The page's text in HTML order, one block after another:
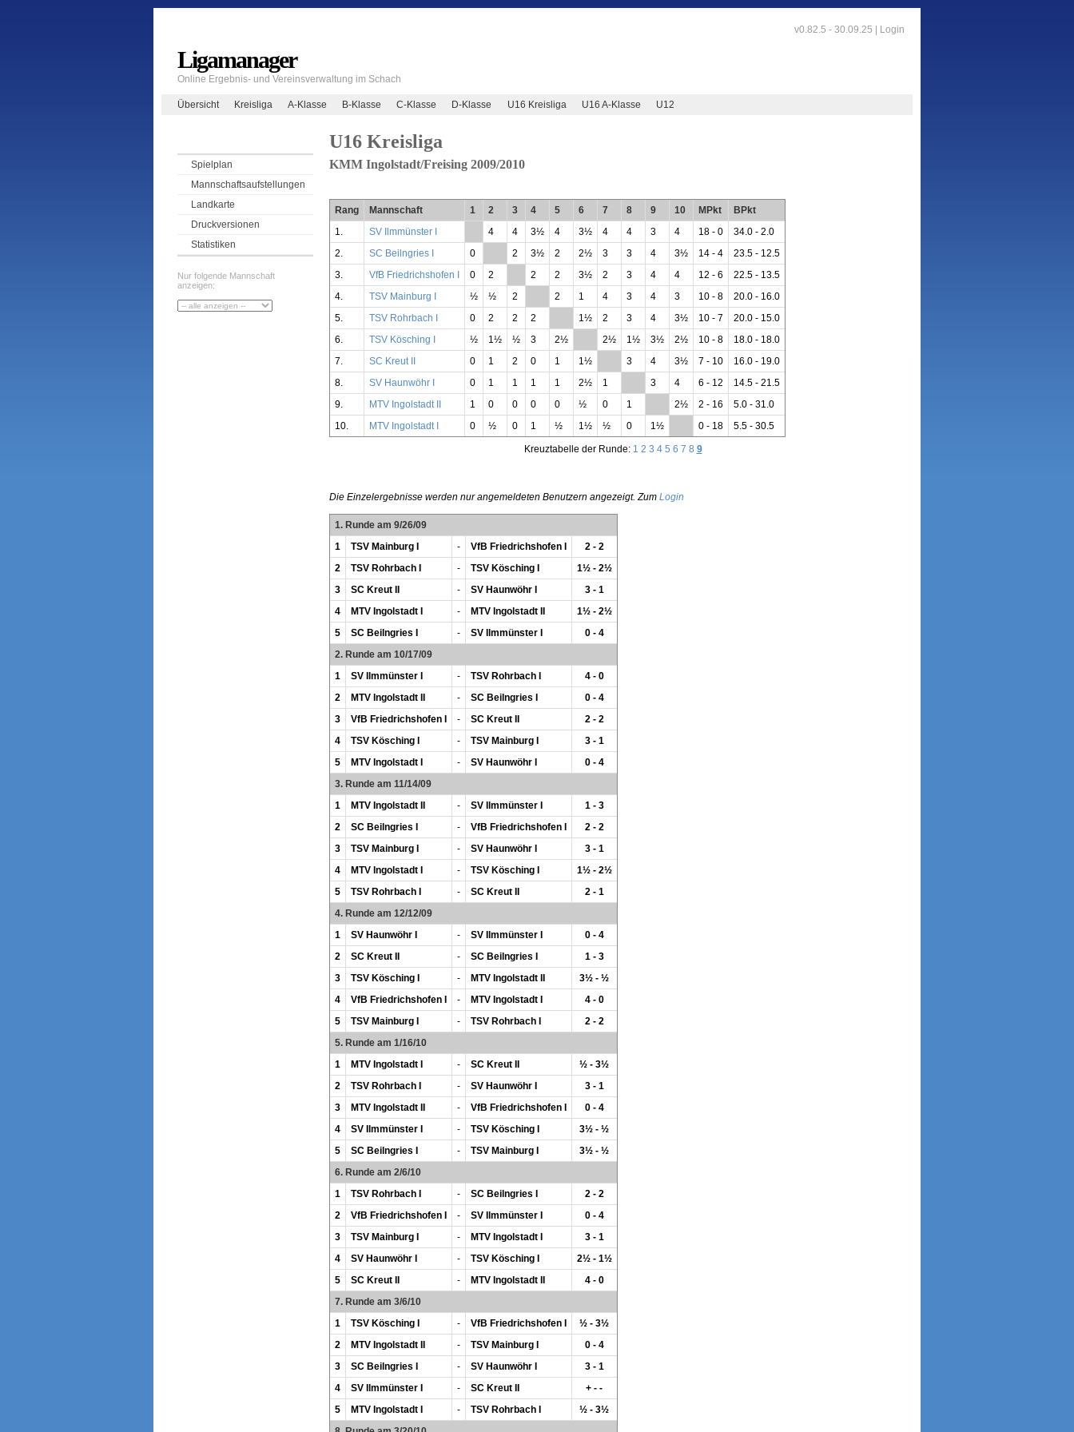
v0.82.5 - 30.09.25 | Login
Ligamanager
Online Ergebnis- und Vereinsverwaltung im Schach
Übersicht Kreisliga A-Klasse B-Klasse C-Klasse D-Klasse U16 Kreisliga U16 A-Klasse U12
Spielplan
Mannschaftsaufstellungen
Landkarte
Druckversionen
Statistiken
Nur folgende Mannschaft
anzeigen:
U16 Kreisliga
KMM Ingolstadt/Freising 2009/2010
Rang Mannschaft 1 2 3 4 5 6 7 8 9 10 MPkt
BPkt
1.
SV Ilmmünster I 4 4 3½ 4 3½ 4 4 3 4 18 - 0
34.0 - 2.0
2.
SC Beilngries I 0 2 3½ 2 2½ 3 3 4 3½ 14 - 4
23.5 - 12.5
3.
VfB Friedrichshofen I 0 2 2 2 3½ 2 3 4 4 12 - 6
22.5 - 13.5
4.
TSV Mainburg I ½ ½ 2 2 1 4 3 4 3 10 - 8
20.0 - 16.0
5.
TSV Rohrbach I 0 2 2 2 1½ 2 3 4 3½ 10 - 7
20.0 - 15.0
6.
TSV Kösching I ½ 1½ ½ 3 2½ 2½ 1½ 3½ 2½ 10 - 8
18.0 - 18.0
7.
SC Kreut II 0 1 2 0 1 1½ 3 4 3½ 7 - 10
16.0 - 19.0
8.
SV Haunwöhr I 0 1 1 1 1 2½ 1 3 4 6 - 12
14.5 - 21.5
9.
MTV Ingolstadt II 1 0 0 0 0 ½ 0 1 2½ 2 - 16
5.0 - 31.0
10.
MTV Ingolstadt I 0 ½ 0 1 ½ 1½ ½ 0 1½ 0 - 18 5.5 - 30.5
Kreuztabelle der Runde: 1 2 3 4 5 6 7 8 9
Die Einzelergebnisse werden nur angemeldeten Benutzern angezeigt. Zum Login
1. Runde am 9/26/09
1
TSV Mainburg I - VfB Friedrichshofen I
2 - 2
2
TSV Rohrbach I - TSV Kösching I
1½ - 2½
3
SC Kreut II - SV Haunwöhr I
3 - 1
4
MTV Ingolstadt I - MTV Ingolstadt II
1½ - 2½
5
SC Beilngries I - SV Ilmmünster I
0 - 4
2. Runde am 10/17/09
1
SV Ilmmünster I - TSV Rohrbach I
4 - 0
2
MTV Ingolstadt II - SC Beilngries I
0 - 4
3
VfB Friedrichshofen I - SC Kreut II
2 - 2
4
TSV Kösching I - TSV Mainburg I
3 - 1
5
MTV Ingolstadt I - SV Haunwöhr I
0 - 4
3. Runde am 11/14/09
1
MTV Ingolstadt II - SV Ilmmünster I
1 - 3
2
SC Beilngries I - VfB Friedrichshofen I
2 - 2
3
TSV Mainburg I - SV Haunwöhr I
3 - 1
4
MTV Ingolstadt I - TSV Kösching I
1½ - 2½
5
TSV Rohrbach I - SC Kreut II
2 - 1
4. Runde am 12/12/09
1
SV Haunwöhr I - SV Ilmmünster I
0 - 4
2
SC Kreut II - SC Beilngries I
1 - 3
3
TSV Kösching I - MTV Ingolstadt II
3½ - ½
4
VfB Friedrichshofen I - MTV Ingolstadt I
4 - 0
5
TSV Mainburg I - TSV Rohrbach I
2 - 2
5. Runde am 1/16/10
1
MTV Ingolstadt I - SC Kreut II
½ - 3½
2
TSV Rohrbach I - SV Haunwöhr I
3 - 1
3
MTV Ingolstadt II - VfB Friedrichshofen I
0 - 4
4
SV Ilmmünster I - TSV Kösching I
3½ - ½
5
SC Beilngries I - TSV Mainburg I
3½ - ½
6. Runde am 2/6/10
1
TSV Rohrbach I - SC Beilngries I
2 - 2
2
VfB Friedrichshofen I - SV Ilmmünster I
0 - 4
3
TSV Mainburg I - MTV Ingolstadt I
3 - 1
4
SV Haunwöhr I - TSV Kösching I
2½ - 1½
5
SC Kreut II - MTV Ingolstadt II
4 - 0
7. Runde am 3/6/10
1
TSV Kösching I - VfB Friedrichshofen I
½ - 3½
2
MTV Ingolstadt II - TSV Mainburg I
0 - 4
3
SC Beilngries I - SV Haunwöhr I
3 - 1
4
SV Ilmmünster I - SC Kreut II
+ - -
5
MTV Ingolstadt I - TSV Rohrbach I
½ - 3½